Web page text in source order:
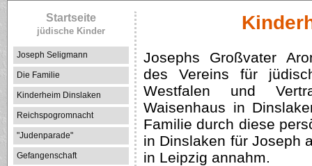
Startseite
jüdische Kinder
Joseph Seligmann
Die Familie
Kinderheim Dinslaken
Reichspogromnacht
"Judenparade"
Gefangenschaft
Josephs Großvater
des Vereins für
Westfalen und
Waisenhaus in
Familie durch diese
in Dinslaken für Joseph
in Leipzig annahm.